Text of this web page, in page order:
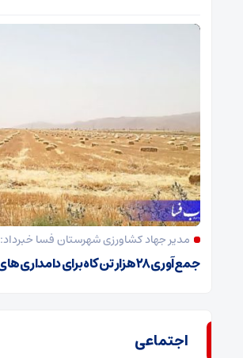
مدیر جهاد کشاورزی شهرستان فسا خبرداد:
جمع‌آوری ۲۸ هزار تن کاه برای دامداری‌های فسا
اجتماعی